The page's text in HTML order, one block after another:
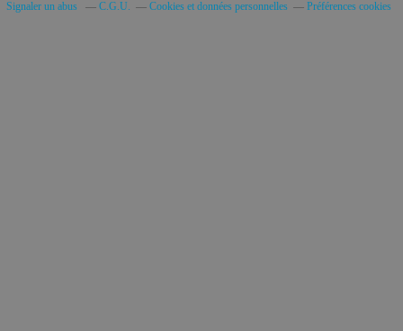
Signaler un abus C.G.U. Cookies et données personnelles Préférences cookies